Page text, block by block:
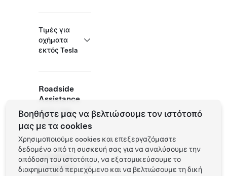
Τιμές για
οχήματα
εκτός Tesla
Roadside
Assistance
(877) 798-
3752
Τοποθεσία
συνεργάτη
Βοηθήστε μας να βελτιώσουμε τον ιστότοπό
μας με τα cookies
Χρησιμοποιούμε cookies και επεξεργαζόμαστε
δεδομένα από τη συσκευή σας για να αναλύσουμε την
απόδοση του ιστοτόπου, να εξατομικεύσουμε το
διαφημιστικό περιεχόμενο και να βελτιώσουμε τη δική